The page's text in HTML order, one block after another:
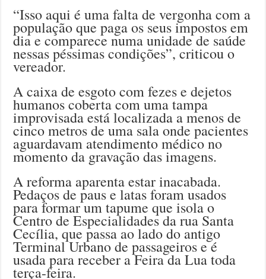
“Isso aqui é uma falta de vergonha com a
população que paga os seus impostos em
dia e comparece numa unidade de saúde
nessas péssimas condições”, criticou o
vereador.
A caixa de esgoto com fezes e dejetos
humanos coberta com uma tampa
improvisada está localizada a menos de
cinco metros de uma sala onde pacientes
aguardavam atendimento médico no
momento da gravação das imagens.
A reforma aparenta estar inacabada.
Pedaços de paus e latas foram usados
para formar um tapume que isola o
Centro de Especialidades da rua Santa
Cecília, que passa ao lado do antigo
Terminal Urbano de passageiros e é
usada para receber a Feira da Lua toda
terça-feira.